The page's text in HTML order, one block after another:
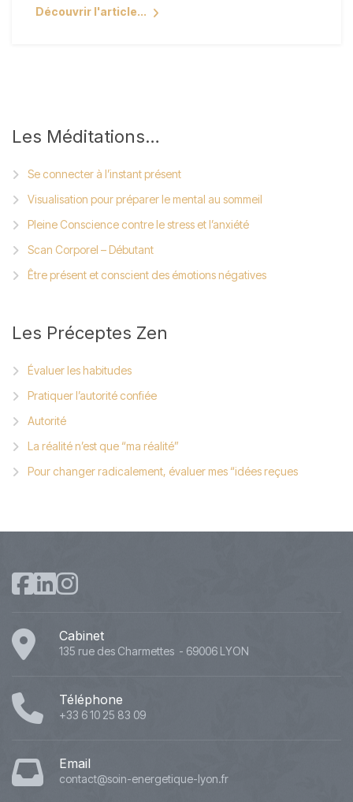
Découvrir l'article...
Les Méditations…
Se connecter à l’instant présent
Visualisation pour préparer le mental au sommeil
Pleine Conscience contre le stress et l’anxiété
Scan Corporel – Débutant
Être présent et conscient des émotions négatives
Les Préceptes Zen
Évaluer les habitudes
Pratiquer l’autorité confiée
Autorité
La réalité n’est que “ma réalité”
Pour changer radicalement, évaluer mes “idées reçues
Cabinet
135 rue des Charmettes - 69006 LYON
Téléphone
+33 6 10 25 83 09
Email
contact@soin-energetique-lyon.fr